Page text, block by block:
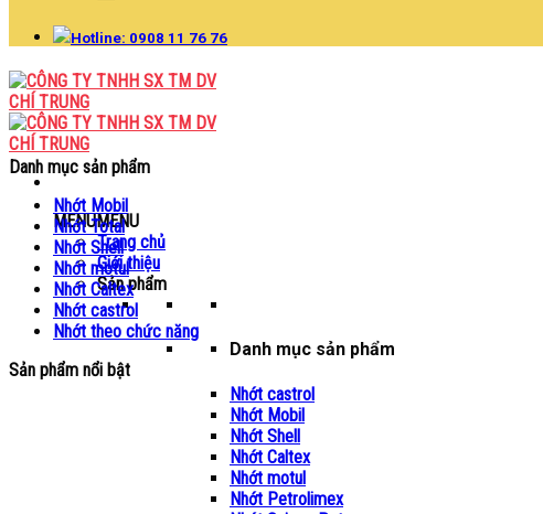
Hotline: 0908 11 76 76
MENUMENU
Trang chủ
Giới thiệu
Sản phẩm
Danh mục sản phẩm
Nhớt castrol
Nhớt Mobil
Nhớt Shell
Nhớt Caltex
Nhớt motul
Nhớt Petrolimex
Danh mục sản phẩm
Nhớt Mobil
Nhớt Total
Nhớt Shell
Nhớt motul
Nhớt Caltex
Nhớt castrol
Nhớt theo chức năng
Sản phẩm nổi bật